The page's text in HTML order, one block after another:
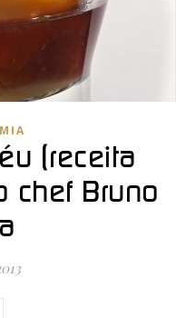
(receita
chef Bruno